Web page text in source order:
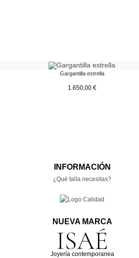
Gargantilla estrella
1.650,00 €
INFORMACIÓN
¿Qué talla necesitas?
NUEVA MARCA
Joyería contemporanea